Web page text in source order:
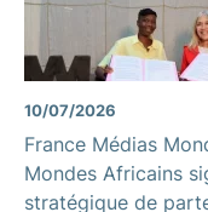
10/07/2026
France Médias
Mondes Africains
stratégique de